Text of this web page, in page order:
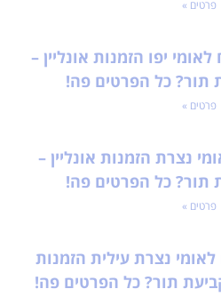
פרטים »
יפו הזמנות אונליין –
תור? כל הפרטים פה!
פרטים »
נצרת הזמנות אונליין –
תור? כל הפרטים פה!
פרטים »
נצרת עילית הזמנות
קביעת תור? כל הפרטים פה!